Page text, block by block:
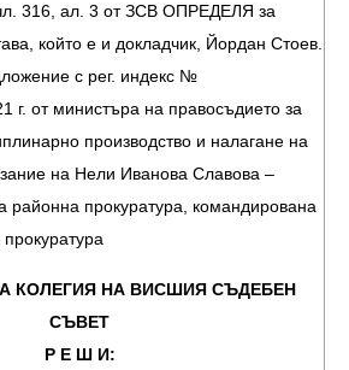
316, ал. 3 от ЗСВ ОПРЕДЕЛЯ за
който е и докладчик, Йордан Стоев.
с рег. индекс №
г. от министъра на правосъдието за
производство и налагане на
на Нели Иванова Славова –
районна прокуратура, командирована
КОЛЕГИЯ НА ВИСШИЯ СЪДЕБЕН
СЪВЕТ
Р Е Ш И: